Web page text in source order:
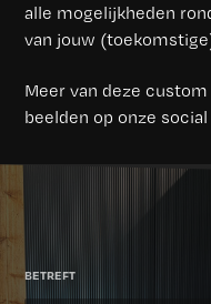
alle mogelijkheden
van jouw
Meer van deze
beelden op onze
BETREFT